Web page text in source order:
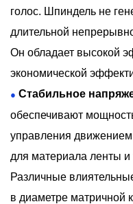
голос. Шпиндель не
длительной
Он обладает высокой
экономической
● Стабильное
обеспечивают
управления
для материала ленты
Различные
в диаметре матричной